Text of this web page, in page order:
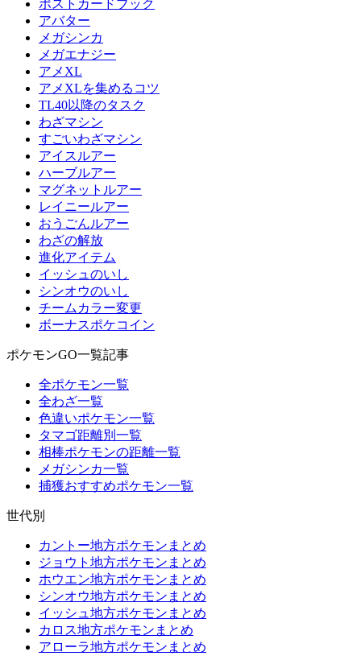
ポストカードブック
アバター
メガシンカ
メガエナジー
アメXL
アメXLを集めるコツ
TL40以降のタスク
わざマシン
すごいわざマシン
アイスルアー
ハーブルアー
マグネットルアー
レイニールアー
おうごんルアー
わざの解放
進化アイテム
イッシュのいし
シンオウのいし
チームカラー変更
ボーナスポケコイン
ポケモンGO一覧記事
全ポケモン一覧
全わざ一覧
色違いポケモン一覧
タマゴ距離別一覧
相棒ポケモンの距離一覧
メガシンカ一覧
捕獲おすすめポケモン一覧
世代別
カントー地方ポケモンまとめ
ジョウト地方ポケモンまとめ
ホウエン地方ポケモンまとめ
シンオウ地方ポケモンまとめ
イッシュ地方ポケモンまとめ
カロス地方ポケモンまとめ
アローラ地方ポケモンまとめ